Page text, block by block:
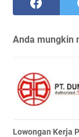
Anda mungkin
Lowongan Kerja